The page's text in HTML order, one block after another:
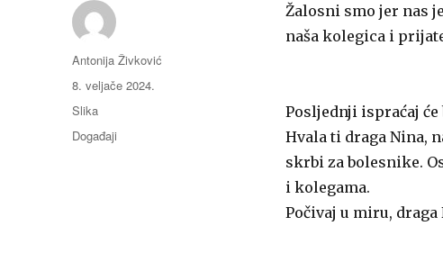
Žalosni smo jer nas
naša kolegica i
Posljednji ispraćaj će
Hvala ti draga Nina,
skrbi za bolesnike.
i kolegama.
Počivaj u miru, draga
Autor
Antonija Živković
Objavljeno
dana
8. veljače 2024.
Format
Slika
Kategorije
Događaji